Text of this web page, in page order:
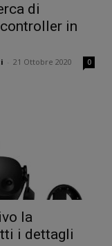
di
in
21 Ottobre 2020 0
la
i dettagli